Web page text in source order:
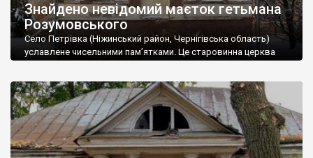
Знайдено невідомий маєток гетьмана
Розумовського
Село Петрівка (Ніжинський район, Чернігівська область)
уславлене чисельними пам’ятками. Це старовинна церква
Загадкова кам’яниця Експедиція «Україна Інкогніта», виявила
тут ще одну цікаву і загадкову пам’ятку – кам’яницю XVIII ст.
Такі кам’яниці в глибинці річ рідкісна, але як вдалося
з’ясувати, […]